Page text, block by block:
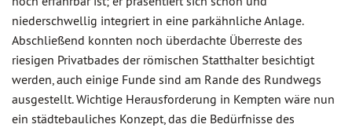
niederschwellig integriert in eine parkähnliche Anlage.
Abschließend konnten noch überdachte Überreste des
riesigen Privatbades der römischen Statthalter besichtigt
werden, auch einige Funde sind am Rande des Rundwegs
ausgestellt. Wichtige Herausforderung in Kempten wäre nun
ein städtebauliches Konzept, das die Bedürfnisse des